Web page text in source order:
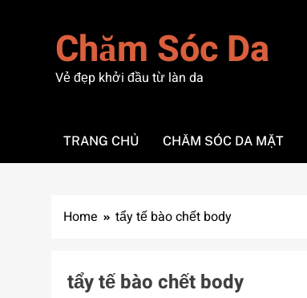
Chăm Sóc Da
Vẻ đẹp khởi đầu từ làn da
TRANG CHỦ CHĂM SÓC DA MẶT
Home tẩy tế bào chết body
tẩy tế bào chết body